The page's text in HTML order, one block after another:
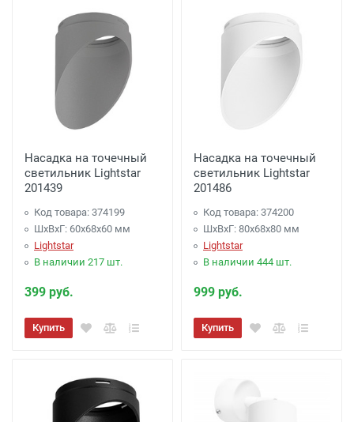
Насадка на точечный
светильник Lightstar
201439
Код товара: 374199
ШхВхГ: 60x68x60 мм
Lightstar
В наличии 217 шт.
399 руб.
Купить
Насадка на точечный
светильник Lightstar
201486
Код товара: 374200
ШхВхГ: 80x68x80 мм
Lightstar
В наличии 444 шт.
999 руб.
Купить